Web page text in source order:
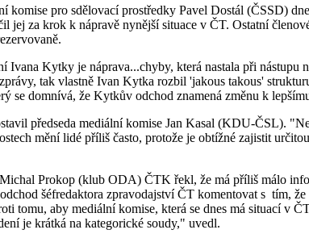
pro sdělovací prostředky Pavel Dostál (ČSSD)
jej za krok k nápravě nynější situace v ČT. Ostatní
Ivana Kytky je náprava...chyby, která nastala při nástupu
tak vlastně Ivan Kytka rozbil 'jakous takous'
se domnívá, že Kytkův odchod znamená změnu k
předseda mediální komise Jan Kasal (KDU-ČSL).
mění lidé příliš často, protože je obtížné zajistit
Prokop (klub ODA) ČTK řekl, že má příliš málo
šéfredaktora zpravodajství ČT komentovat s tím,
tomu, aby mediální komise, která se dnes má situací v
je krátká na kategorické soudy," uvedl.